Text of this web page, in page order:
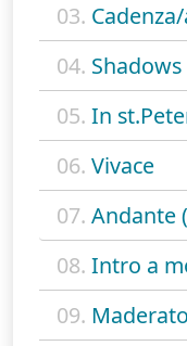
03.
04.
05. In
06. Vivace
07. Andante
08. Intro a
09.